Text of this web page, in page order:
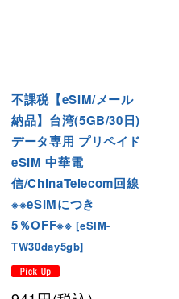
不課税【eSIM/メール
納品】台湾(5GB/30日)
データ専用 プリペイド
eSIM 中華電
信/ChinaTelecom回線
※※eSIMにつき
5％OFF※※ [eSIM-
TW30day5gb]